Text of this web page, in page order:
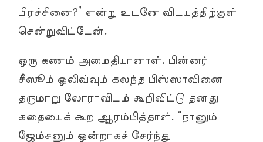
பிரச்சினை?” என்று உடனே விடயத்திற்குள்
சென்றுவிட்டேன்.
ஒரு கணம் அமைதியானாள். பின்னர்
சீஸூம் ஒலிவ்வும் கலந்த பிஸ்ஸாவினை
தருமாறு லோராவிடம் கூறிவிட்டு தனது
கதையைக் கூற ஆரம்பித்தாள். “நானும்
ஜேம்சனும் ஒன்றாகச் சேர்ந்து